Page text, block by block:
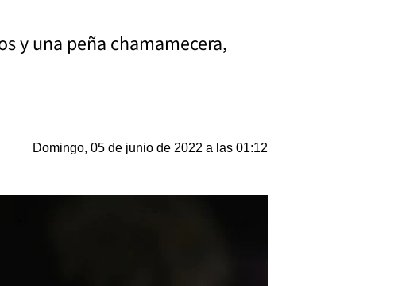
y una peña chamamecera,
Domingo, 05 de junio de 2022 a las 01:12